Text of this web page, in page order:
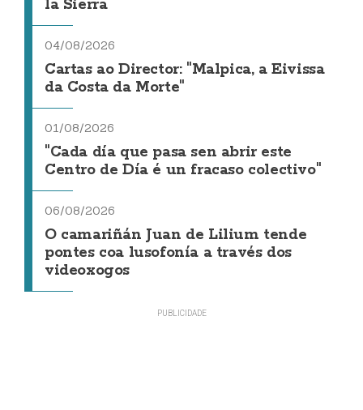
la Sierra
04/08/2026
Cartas ao Director: "Malpica, a Eivissa
da Costa da Morte"
01/08/2026
"Cada día que pasa sen abrir este
Centro de Día é un fracaso colectivo"
06/08/2026
O camariñán Juan de Lilium tende
pontes coa lusofonía a través dos
videoxogos